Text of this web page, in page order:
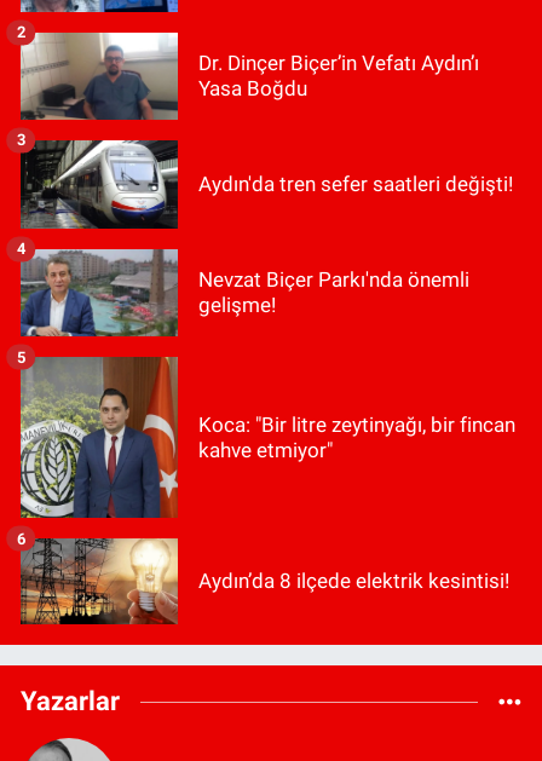
Dr. Dinçer Biçer’in Vefatı Aydın’ı
Yasa Boğdu
2
Aydın'da tren sefer saatleri değişti!
3
Nevzat Biçer Parkı'nda önemli
gelişme!
4
Koca: "Bir litre zeytinyağı, bir fincan
kahve etmiyor"
5
Aydın’da 8 ilçede elektrik kesintisi!
6
Yazarlar